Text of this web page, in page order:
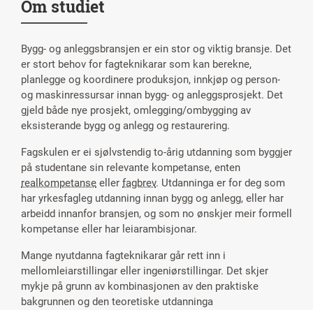
Om studiet
Bygg- og anleggsbransjen er ein stor og viktig bransje. Det
er stort behov for fagteknikarar som kan berekne,
planlegge og koordinere produksjon, innkjøp og person-
og maskinressursar innan bygg- og anleggsprosjekt. Det
gjeld både nye prosjekt, omlegging/ombygging av
eksisterande bygg og anlegg og restaurering.
Fagskulen er ei sjølvstendig to-årig utdanning som byggjer
på studentane sin relevante kompetanse, enten
realkompetanse eller fagbrev. Utdanninga er for deg som
har yrkesfagleg utdanning innan bygg og anlegg, eller har
arbeidd innanfor bransjen, og som no ønskjer meir formell
kompetanse eller har leiarambisjonar.
Mange nyutdanna fagteknikarar går rett inn i
mellomleiarstillingar eller ingeniørstillingar. Det skjer
mykje på grunn av kombinasjonen av den praktiske
bakgrunnen og den teoretiske utdanninga